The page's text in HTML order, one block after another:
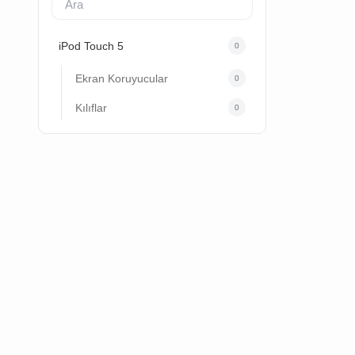
iPod Touch 5 0
Ekran Koruyucular 0
Kılıflar 0